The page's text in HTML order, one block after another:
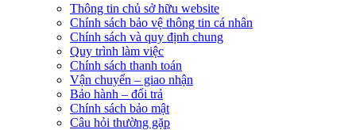
Thông tin chủ sở hữu website
Chính sách bảo vệ thông tin cá nhân
Chính sách và quy định chung
Quy trình làm việc
Chính sách thanh toán
Vận chuyển – giao nhận
Bảo hành – đổi trả
Chính sách bảo mật
Câu hỏi thường gặp